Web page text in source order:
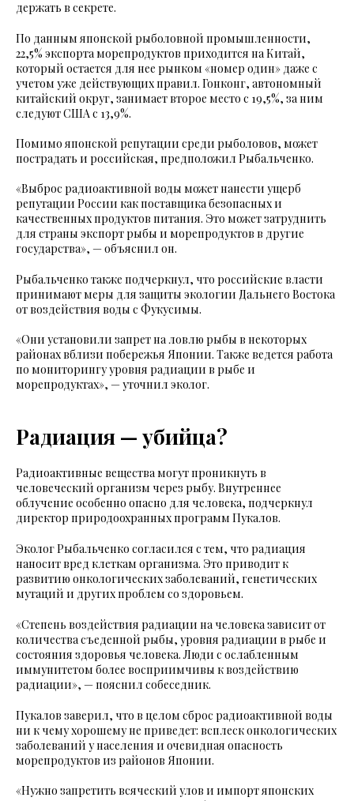
держать в секрете.
По данным японской рыболовной промышленности,
22,5% экспорта морепродуктов приходится на Китай,
который остается для нее рынком «номер один» даже с
учетом уже действующих правил. Гонконг, автономный
китайский округ, занимает второе место с 19,5%, за ним
следуют США с 13,9%.
Помимо японской репутации среди рыболовов, может
пострадать и российская, предположил Рыбальченко.
«Выброс радиоактивной воды может нанести ущерб
репутации России как поставщика безопасных и
качественных продуктов питания. Это может затруднить
для страны экспорт рыбы и морепродуктов в другие
государства», — объяснил он.
Рыбальченко также подчеркнул, что российские власти
принимают меры для защиты экологии Дальнего Востока
от воздействия воды с Фукусимы.
«Они установили запрет на ловлю рыбы в некоторых
районах вблизи побережья Японии. Также ведется работа
по мониторингу уровня радиации в рыбе и
морепродуктах», — уточнил эколог.
Радиация — убийца?
Радиоактивные вещества могут проникнуть в
человеческий организм через рыбу. Внутреннее
облучение особенно опасно для человека, подчеркнул
директор природоохранных программ Пукалов.
Эколог Рыбальченко согласился с тем, что радиация
наносит вред клеткам организма. Это приводит к
развитию онкологических заболеваний, генетических
мутаций и других проблем со здоровьем.
«Степень воздействия радиации на человека зависит от
количества съеденной рыбы, уровня радиации в рыбе и
состояния здоровья человека. Люди с ослабленным
иммунитетом более восприимчивы к воздействию
радиации», — пояснил собеседник.
Пукалов заверил, что в целом сброс радиоактивной воды
ни к чему хорошему не приведет: всплеск онкологических
заболеваний у населения и очевидная опасность
морепродуктов из районов Японии.
«Нужно запретить всяческий улов и импорт японских